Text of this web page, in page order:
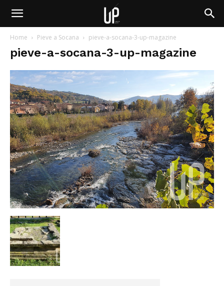
Home Pieve a Socana pieve-a-socana-3-up-magazine
pieve-a-socana-3-up-magazine